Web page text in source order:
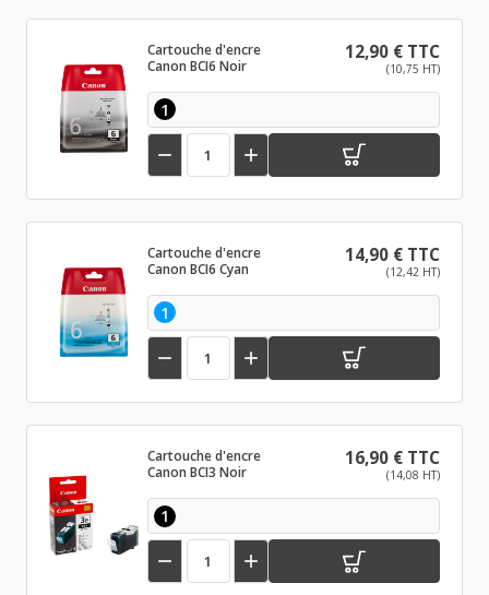
Cartouche d'encre
Canon BCI6 Noir
12,90 € TTC
(10,75 HT)
1
 
Cartouche d'encre
Canon BCI6 Cyan
14,90 € TTC
(12,42 HT)
1
 
Cartouche d'encre
Canon BCI3 Noir
16,90 € TTC
(14,08 HT)
1
 